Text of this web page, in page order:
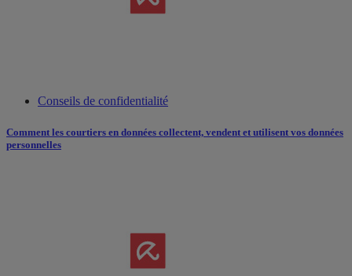
Conseils de confidentialité
Comment les courtiers en données collectent, vendent et utilisent vos données
personnelles